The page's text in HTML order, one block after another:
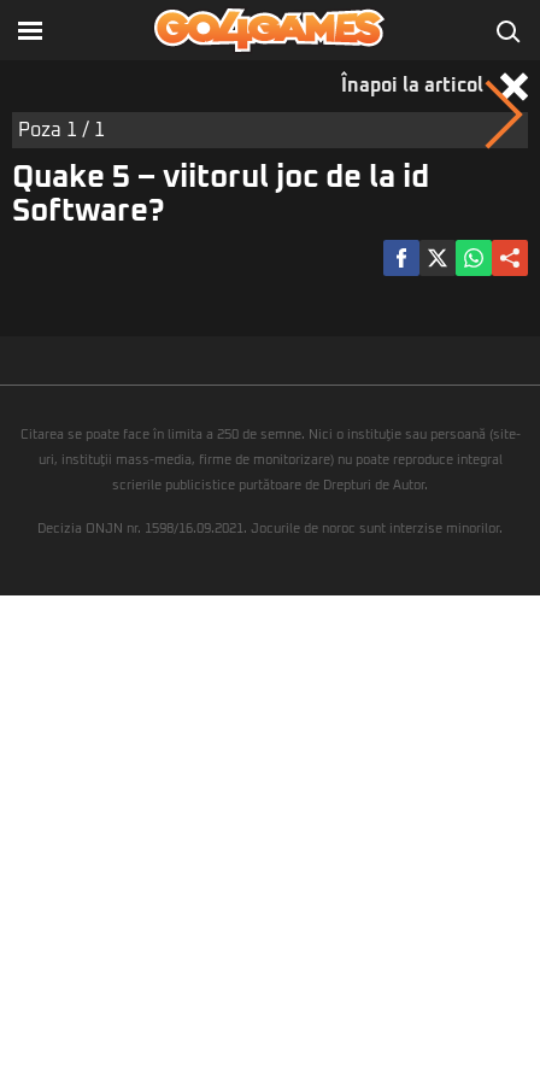
Înapoi la articol
Poza 1 / 1
Quake 5 – viitorul joc de la id
Software?
Citarea se poate face în limita a 250 de semne. Nici o instituţie sau persoană (site-
uri, instituţii mass-media, firme de monitorizare) nu poate reproduce integral
scrierile publicistice purtătoare de Drepturi de Autor.
Decizia ONJN nr. 1598/16.09.2021. Jocurile de noroc sunt interzise minorilor.